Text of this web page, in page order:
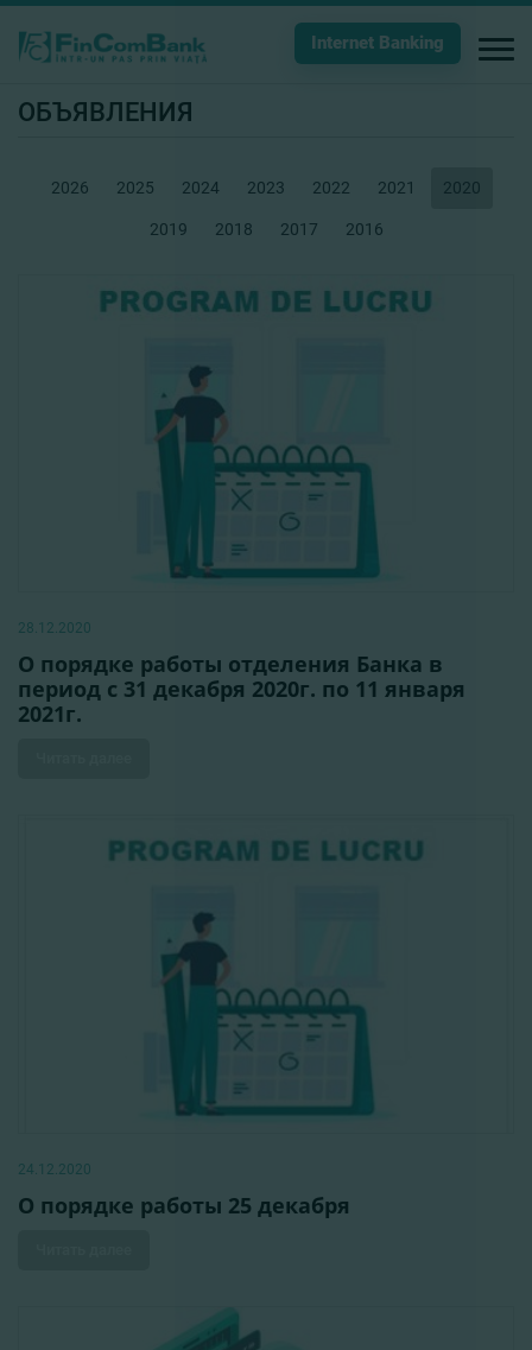
Internet Banking
ОБЪЯВЛЕНИЯ
2026 2025 2024 2023 2022 2021 2020
2019 2018 2017 2016
28.12.2020
О порядке работы отделения Банка в
период с 31 декабря 2020г. по 11 января
2021г.
24.12.2020
О порядке работы 25 декабря